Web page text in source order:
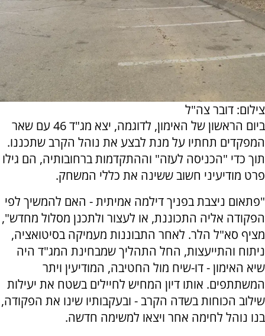
צילום: דובר צה"ל
ביום הראשון של האימון, לדוגמה, יצא מג"ד 46 עם שאר
המפקדים תחתיו על מנת לבצע את נוהל הקרב שתכננו.
תוך כדי "הכניסה לעזה" וההתקדמות ברחובותיה, הם גילו
פרט מודיעיני חשוב ששינה את כללי המשחק.
"פתאום ניצבת בפניך דילמה אמיתית - האם להמשיך לפי
הפקודה אליה התכוננת, או לעצור ולתכנן מסלול מחדש",
מציף סא"ל הלר. לאחר התבוננות מעמיקה בסיטואציה,
ניתוח והתייעצות, החל התהליך שמבחינת המג"ד היה
שיא האימון - דו-שיח מול החטיבה, המודיעין ויתר
המשתתפים. אותו דיון המחיש לחיילים בשטח את יעילות
שילוב הכוחות בשדה הקרב - ובעקבותיו שינו את הפקודה,
בנו נוהל לחימה אחר ויצאו למשימה חדשה.